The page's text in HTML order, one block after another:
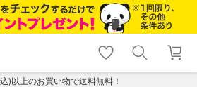
shopping_cart lock_outline
ログイン
)以上のお買い物で送料無料！